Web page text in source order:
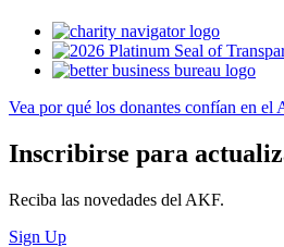
Vea por qué los donantes confían en el
Inscribirse para
Reciba las novedades del AKF.
Sign Up